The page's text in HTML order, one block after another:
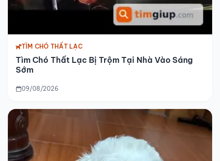
TÌM CHÓ THẤT LẠC
Tìm Chó Thất Lạc Bị Trộm Tại Nhà Vào Sáng
Sớm
09/08/2026